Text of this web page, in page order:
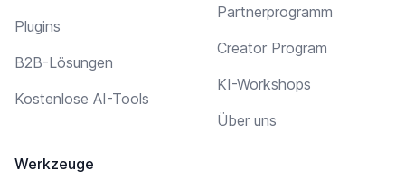
Plugins
B2B-Lösungen
Kostenlose AI-Tools
Werkzeuge
Partnerprogramm
Creator Program
KI-Workshops
Über uns